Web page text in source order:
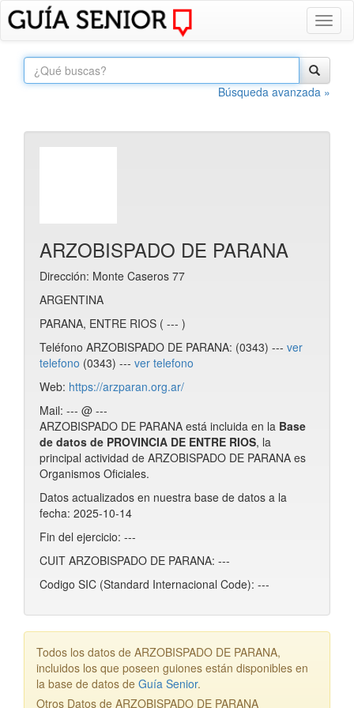
Búsqueda avanzada »
ARZOBISPADO DE PARANA
Dirección: Monte Caseros 77
ARGENTINA
PARANA, ENTRE RIOS ( --- )
Teléfono ARZOBISPADO DE PARANA: (0343) --- ver
telefono (0343) --- ver telefono
Web: https://arzparan.org.ar/
Mail: --- @ ---
ARZOBISPADO DE PARANA está incluida en la Base
de datos de PROVINCIA DE ENTRE RIOS, la
principal actividad de ARZOBISPADO DE PARANA es
Organismos Oficiales.
Datos actualizados en nuestra base de datos a la
fecha: 2025-10-14
Fin del ejercicio: ---
CUIT ARZOBISPADO DE PARANA: ---
Codigo SIC (Standard Internacional Code): ---
Todos los datos de ARZOBISPADO DE PARANA,
incluidos los que poseen guiones están disponibles en
la base de datos de Guía Senior.
Otros Datos de ARZOBISPADO DE PARANA